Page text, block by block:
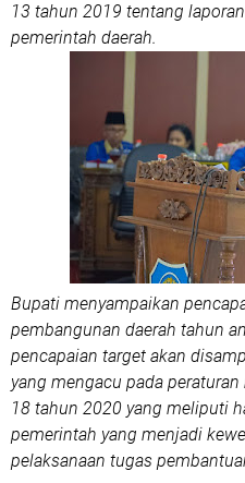
13 tahun 2019 tentang
pemerintah daerah.
Bupati menyampaikan
pembangunan daerah tahun
pencapaian target akan
yang mengacu pada
18 tahun 2020 yang meliputi
pemerintah yang menjadi
pelaksanaan tugas